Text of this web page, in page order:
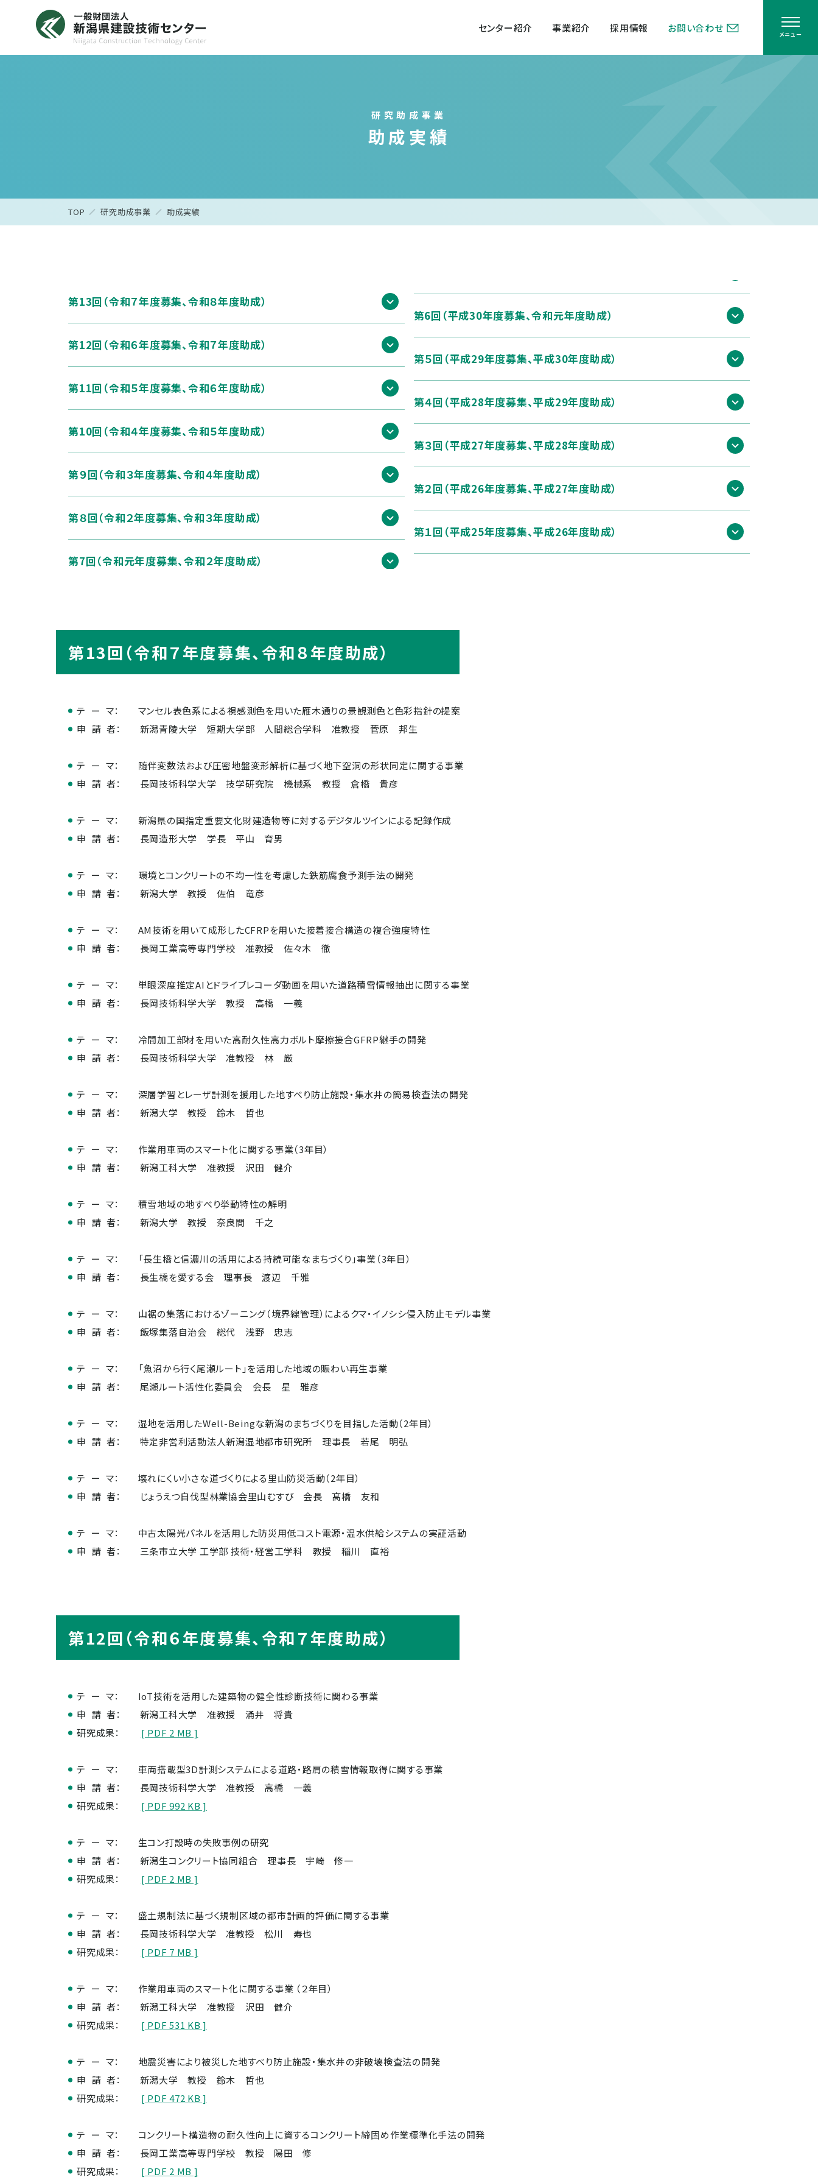
センター紹介 事業紹介 採用情報 お問い合わせ
メニュー
研究助成事業
助成実績
TOP 研究助成事業 助成実績
第13回（令和７年度募集、令和８年度助成）
第12回（令和６年度募集、令和７年度助成）
第11回（令和５年度募集、令和６年度助成）
第10回（令和４年度募集、令和５年度助成）
第９回（令和３年度募集、令和４年度助成）
第８回（令和２年度募集、令和３年度助成）
第7回（令和元年度募集、令和２年度助成）
第6回（平成30年度募集、令和元年度助成）
第５回（平成29年度募集、平成30年度助成）
第４回（平成28年度募集、平成29年度助成）
第３回（平成27年度募集、平成28年度助成）
第２回（平成26年度募集、平成27年度助成）
第１回（平成25年度募集、平成26年度助成）
第13回（令和７年度募集、令和８年度助成）
テ ー マ：
マンセル表色系による視感測色を用いた雁木通りの景観測色と色彩指針の提案
申 請 者：
新潟青陵大学 短期大学部 人間総合学科 准教授 菅原 邦生
テ ー マ：
随伴変数法および圧密地盤変形解析に基づく地下空洞の形状同定に関する事業
申 請 者：
長岡技術科学大学 技学研究院 機械系 教授 倉橋 貴彦
テ ー マ：
新潟県の国指定重要文化財建造物等に対するデジタルツインによる記録作成
申 請 者：
長岡造形大学 学長 平山 育男
テ ー マ：
環境とコンクリートの不均一性を考慮した鉄筋腐食予測手法の開発
申 請 者：
新潟大学 教授 佐伯 竜彦
テ ー マ：
AM技術を用いて成形したCFRPを用いた接着接合構造の複合強度特性
申 請 者：
長岡工業高等専門学校 准教授 佐々木 徹
テ ー マ：
単眼深度推定AIとドライブレコーダ動画を用いた道路積雪情報抽出に関する事業
申 請 者：
長岡技術科学大学 教授 高橋 一義
テ ー マ：
冷間加工部材を用いた高耐久性高力ボルト摩擦接合GFRP継手の開発
申 請 者：
長岡技術科学大学 准教授 林 厳
テ ー マ：
深層学習とレーザ計測を援用した地すべり防止施設・集水井の簡易検査法の開発
申 請 者：
新潟大学 教授 鈴木 哲也
テ ー マ：
作業用車両のスマート化に関する事業（3年目）
申 請 者：
新潟工科大学 准教授 沢田 健介
テ ー マ：
積雪地域の地すべり挙動特性の解明
申 請 者：
新潟大学 教授 奈良間 千之
テ ー マ：
「長生橋と信濃川の活用による持続可能なまちづくり」事業（3年目）
申 請 者：
長生橋を愛する会 理事長 渡辺 千雅
テ ー マ：
山裾の集落におけるゾーニング（境界線管理）によるクマ・イノシシ侵入防止モデル事業
申 請 者：
飯塚集落自治会 総代 浅野 忠志
テ ー マ：
「魚沼から行く尾瀬ルート」を活用した地域の賑わい再生事業
申 請 者：
尾瀬ルート活性化委員会 会長 星 雅彦
テ ー マ：
湿地を活用したWell-Beingな新潟のまちづくりを目指した活動（2年目）
申 請 者：
特定非営利活動法人新潟湿地都市研究所 理事長 若尾 明弘
テ ー マ：
壊れにくい小さな道づくりによる里山防災活動（2年目）
申 請 者：
じょうえつ自伐型林業協会里山むすび 会長 髙橋 友和
テ ー マ：
中古太陽光パネルを活用した防災用低コスト電源・温水供給システムの実証活動
申 請 者：
三条市立大学 工学部 技術・経営工学科 教授 稲川 直裕
第12回（令和６年度募集、令和７年度助成）
テ ー マ：
IoT技術を活用した建築物の健全性診断技術に関わる事業
申 請 者：
新潟工科大学 准教授 涌井 将貴
研究成果：
[ PDF 2 MB ]
テ ー マ：
車両搭載型3D計測システムによる道路・路肩の積雪情報取得に関する事業
申 請 者：
長岡技術科学大学 准教授 高橋 一義
研究成果：
[ PDF 992 KB ]
テ ー マ：
生コン打設時の失敗事例の研究
申 請 者：
新潟生コンクリート協同組合 理事長 宇崎 修一
研究成果：
[ PDF 2 MB ]
テ ー マ：
盛土規制法に基づく規制区域の都市計画的評価に関する事業
申 請 者：
長岡技術科学大学 准教授 松川 寿也
研究成果：
[ PDF 7 MB ]
テ ー マ：
作業用車両のスマート化に関する事業 （２年目）
申 請 者：
新潟工科大学 准教授 沢田 健介
研究成果：
[ PDF 531 KB ]
テ ー マ：
地震災害により被災した地すべり防止施設・集水井の非破壊検査法の開発
申 請 者：
新潟大学 教授 鈴木 哲也
研究成果：
[ PDF 472 KB ]
テ ー マ：
コンクリート構造物の耐久性向上に資するコンクリート締固め作業標準化手法の開発
申 請 者：
長岡工業高等専門学校 教授 陽田 修
研究成果：
[ PDF 2 MB ]